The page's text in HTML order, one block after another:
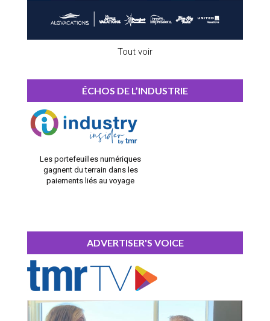
Tout voir
ÉCHOS DE L’INDUSTRIE
Les portefeuilles numériques
gagnent du terrain dans les
paiements liés au voyage
ADVERTISER'S VOICE